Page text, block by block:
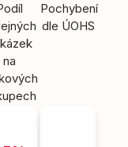
na
Pochybení
dle ÚOHS